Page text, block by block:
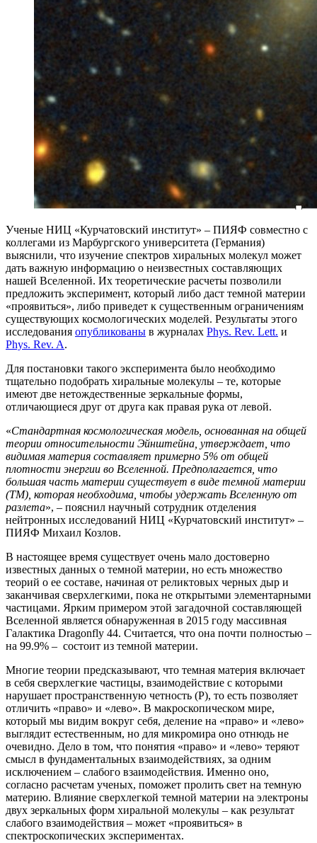
Ученые НИЦ «Курчатовский институт» – ПИЯФ совместно с
коллегами из Марбургского университета (Германия)
выяснили, что изучение спектров хиральных молекул может
дать важную информацию о неизвестных составляющих
нашей Вселенной. Их теоретические расчеты позволили
предложить эксперимент, который либо даст темной материи
«проявиться», либо приведет к существенным ограничениям
существующих космологических моделей. Результаты этого
исследования опубликованы в журналах Phys. Rev. Lett. и
Phys. Rev. A.
Для постановки такого эксперимента было необходимо
тщательно подобрать хиральные молекулы – те, которые
имеют две нетождественные зеркальные формы,
отличающиеся друг от друга как правая рука от левой.
«Стандартная космологическая модель, основанная на общей
теории относительности Эйнштейна, утверждает, что
видимая материя составляет примерно 5% от общей
плотности энергии во Вселенной. Предполагается, что
большая часть материи существует в виде темной материи
(ТМ), которая необходима, чтобы удержать Вселенную от
разлета», – пояснил научный сотрудник отделения
нейтронных исследований НИЦ «Курчатовский институт» –
ПИЯФ Михаил Козлов.
В настоящее время существует очень мало достоверно
известных данных о темной материи, но есть множество
теорий о ее составе, начиная от реликтовых черных дыр и
заканчивая сверхлегкими, пока не открытыми элементарными
частицами. Ярким примером этой загадочной составляющей
Вселенной является обнаруженная в 2015 году массивная
Галактика Dragonfly 44. Считается, что она почти полностью –
на 99.9% – состоит из темной материи.
Многие теории предсказывают, что темная материя включает
в себя сверхлегкие частицы, взаимодействие с которыми
нарушает пространственную четность (Р), то есть позволяет
отличить «право» и «лево». В макроскопическом мире,
который мы видим вокруг себя, деление на «право» и «лево»
выглядит естественным, но для микромира оно отнюдь не
очевидно. Дело в том, что понятия «право» и «лево» теряют
смысл в фундаментальных взаимодействиях, за одним
исключением – слабого взаимодействия. Именно оно,
согласно расчетам ученых, поможет пролить свет на темную
материю. Влияние сверхлегкой темной материи на электроны
двух зеркальных форм хиральной молекулы – как результат
слабого взаимодействия – может «проявиться» в
спектроскопических экспериментах.